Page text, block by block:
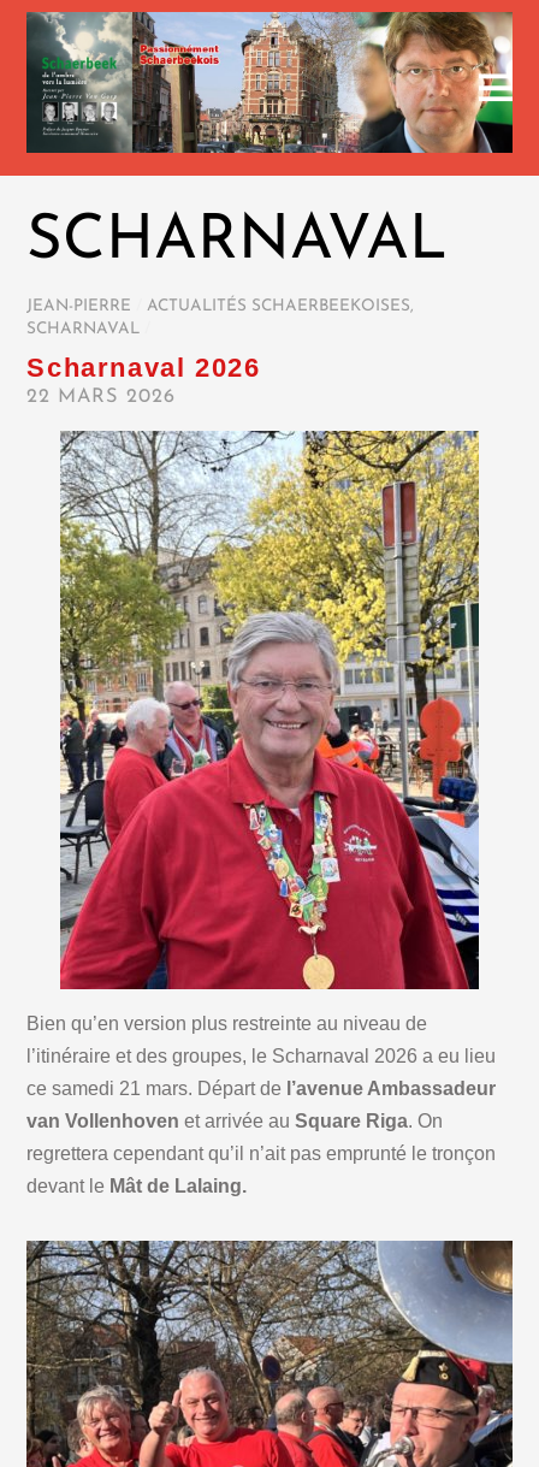
SCHARNAVAL
JEAN-PIERRE ACTUALITÉS SCHAERBEEKOISES,
SCHARNAVAL
Scharnaval 2026
22 MARS 2026
Bien qu’en version plus restreinte au niveau de
l’itinéraire et des groupes, le Scharnaval 2026 a eu lieu
ce samedi 21 mars. Départ de l’avenue Ambassadeur
van Vollenhoven et arrivée auSquare Riga. On
regrettera cependant qu’il n’ait pas emprunté le tronçon
devant le Mât de Lalaing.